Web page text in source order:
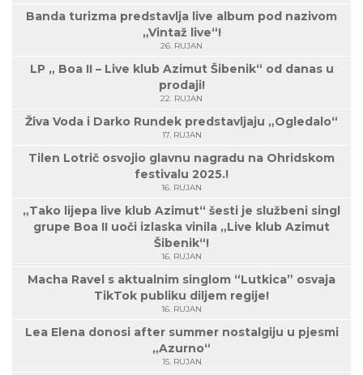
Banda turizma predstavlja live album pod nazivom
„Vintaž live“!
26. RUJAN
LP „ Boa II – Live klub Azimut Šibenik“ od danas u
prodaji!
22. RUJAN
Živa Voda i Darko Rundek predstavljaju „Ogledalo“
17. RUJAN
Tilen Lotrič osvojio glavnu nagradu na Ohridskom
festivalu 2025.!
16. RUJAN
„Tako lijepa live klub Azimut“ šesti je službeni singl
grupe Boa II uoči izlaska vinila „Live klub Azimut
Šibenik“!
16. RUJAN
Macha Ravel s aktualnim singlom “Lutkica” osvaja
TikTok publiku diljem regije!
16. RUJAN
Lea Elena donosi after summer nostalgiju u pjesmi
„Azurno“
15. RUJAN